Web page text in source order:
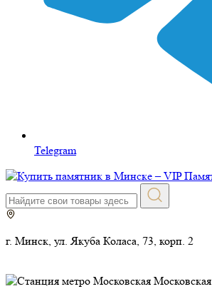
Telegram
г. Минск, ул. Якуба Коласа, 73, корп. 2
Московская